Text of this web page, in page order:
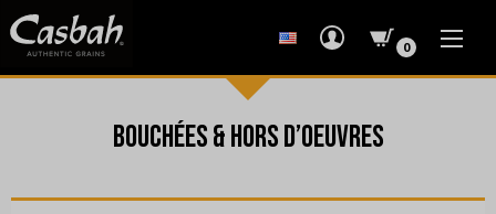
0
Bouchées & Hors D’oeuvres